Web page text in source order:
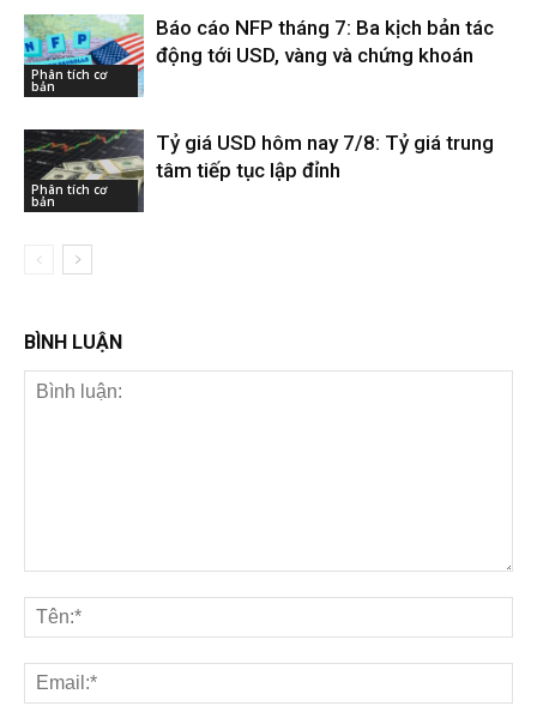
Phân tích cơ
bản
Báo cáo NFP tháng 7: Ba kịch bản tác
động tới USD, vàng và chứng khoán
Phân tích cơ
bản
Tỷ giá USD hôm nay 7/8: Tỷ giá trung
tâm tiếp tục lập đỉnh
BÌNH LUẬN